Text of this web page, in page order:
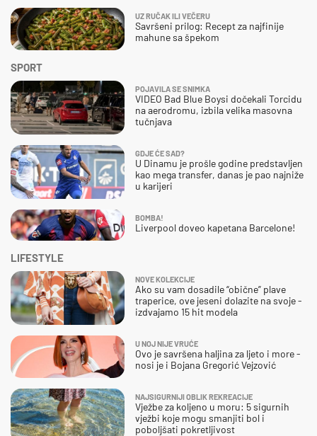
SPORT
POJAVILA SE SNIMKA
VIDEO Bad Blue Boysi dočekali Torcidu
na aerodromu, izbila velika masovna
tučnjava
GDJE ĆE SAD?
U Dinamu je prošle godine predstavljen
kao mega transfer, danas je pao najniže
u karijeri
BOMBA!
Liverpool doveo kapetana Barcelone!
UZ RUČAK ILI VEČERU
Savršeni prilog: Recept za najfinije
mahune sa špekom
LIFESTYLE
NOVE KOLEKCIJE
Ako su vam dosadile “obične” plave
traperice, ove jeseni dolazite na svoje -
izdvajamo 15 hit modela
U NOJ NIJE VRUĆE
Ovo je savršena haljina za ljeto i more -
nosi je i Bojana Gregorić Vejzović
NAJSIGURNIJI OBLIK REKREACIJE
Vježbe za koljeno u moru: 5 sigurnih
vježbi koje mogu smanjiti bol i
poboljšati pokretljivost